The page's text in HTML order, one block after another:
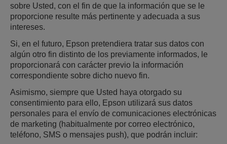
sobre Usted, con el fin de que la información que se le
proporcione resulte más pertinente y adecuada a sus
intereses.
Si, en el futuro, Epson pretendiera tratar sus datos con
algún otro fin distinto de los previamente informados, le
proporcionará con carácter previo la información
correspondiente sobre dicho nuevo fin.
Asimismo, siempre que Usted haya otorgado su
consentimiento para ello, Epson utilizará sus datos
personales para el envío de comunicaciones electrónicas
de marketing (habitualmente por correo electrónico,
teléfono, SMS o mensajes push), que podrán incluir: